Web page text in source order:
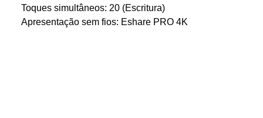
Toques simultâneos: 20 (Escritura)
Apresentação sem fios: Eshare PRO 4K